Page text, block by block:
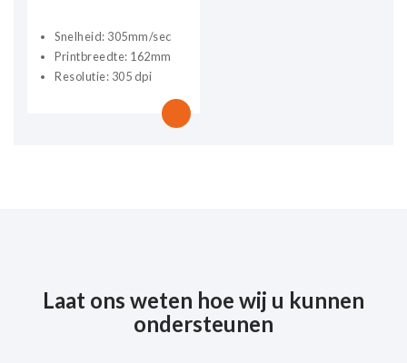
Snelheid: 305mm/sec
Printbreedte: 162mm
Resolutie: 305 dpi
Laat ons weten hoe wij u kunnen
ondersteunen